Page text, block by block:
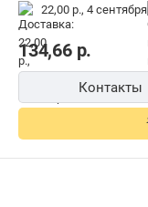
22,00 р., 4 сентября
134,66р.
Контакты